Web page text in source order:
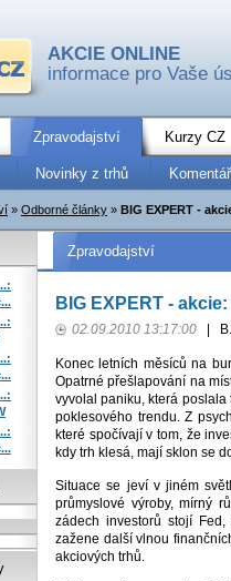
AKCIE ONLINE
informace pro Vaše
Zpravodajství Kurzy CZ
Novinky z trhů
» Odborné články » BIG EXPERT -
Zpravodajství
BIG EXPERT -
02.09.2010 13:17:00
Konec letních měsíců na
Opatrné přešlapování na
vyvolal paniku, která
poklesového trendu. Z
které spočívají v tom, že
kdy trh klesá, mají sklon se
Situace se jeví v jiném
průmyslové výroby, mírný
zádech investorů stojí
zažene další vlnou
akciových trhů.